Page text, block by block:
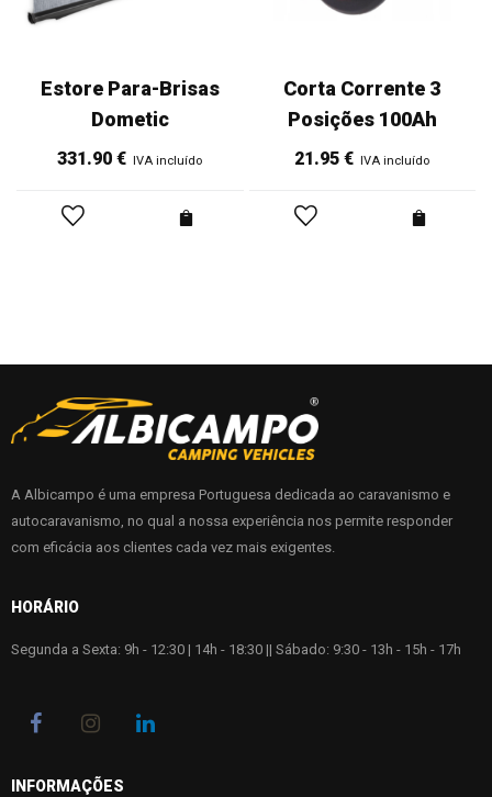
Estore Para-Brisas
Dometic
331.90€ IVA incluído
Corta Corrente 3
Posições 100Ah
21.95€ IVA incluído
A Albicampo é uma empresa Portuguesa dedicada ao caravanismo e
autocaravanismo, no qual a nossa experiência nos permite responder
com eficácia aos clientes cada vez mais exigentes.
HORÁRIO
Segunda a Sexta: 9h - 12:30 | 14h - 18:30 || Sábado: 9:30 - 13h - 15h - 17h
INFORMAÇÕES